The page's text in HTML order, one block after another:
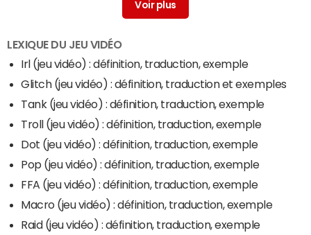
LEXIQUE DU JEU VIDÉO
Irl (jeu vidéo) : définition, traduction, exemple
Glitch (jeu vidéo) : définition, traduction et exemples
Tank (jeu vidéo) : définition, traduction, exemple
Troll (jeu vidéo) : définition, traduction, exemple
Dot (jeu vidéo) : définition, traduction, exemple
Pop (jeu vidéo) : définition, traduction, exemple
FFA (jeu vidéo) : définition, traduction, exemple
Macro (jeu vidéo) : définition, traduction, exemple
Raid (jeu vidéo) : définition, traduction, exemple